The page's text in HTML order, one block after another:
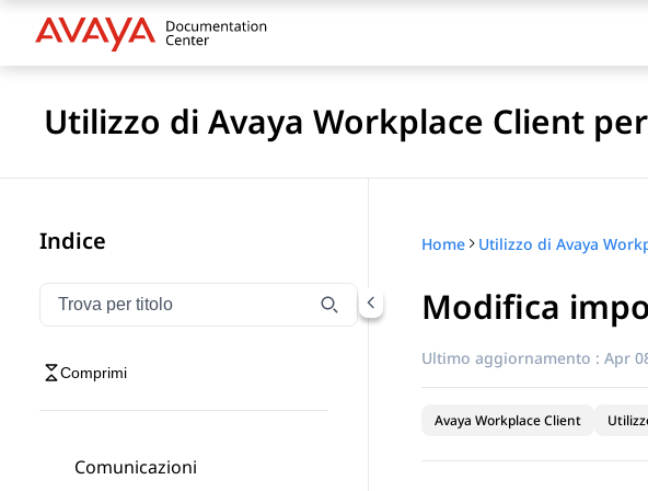
Utilizzo di Avaya Workplace Client
Indice
Filtra la navigazione per titolo
Digitare per filtrare gli elementi di navigazione per titolo
Comprimi
Comunicazioni
Home
Modifica
Ultimo aggiornamento : Apr
Avaya Workplace Client